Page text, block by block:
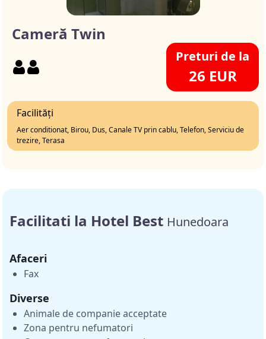
Cameră Twin
Preturi de la
26 EUR
Facilități
Aer conditionat, Birou, Dus, Canale TV prin cablu, Telefon, Serviciu de
trezire, Terasa
Facilitati la Hotel Best Hunedoara
Afaceri
Fax
Diverse
Animale de companie acceptate
Zona pentru nefumatori